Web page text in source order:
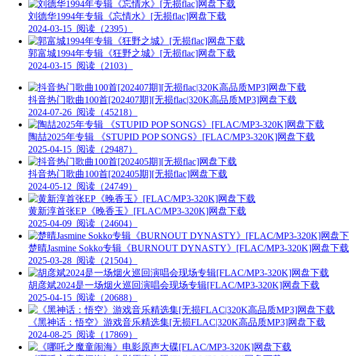
刘德华1994年专辑《忘情水》[无损flac]网盘下载
2024-03-15 阅读（2395）
郭富城1994年专辑《狂野之城》[无损flac]网盘下载
2024-03-15 阅读（2103）
抖音热门歌曲100首[202407期][无损flac|320K高品质MP3]网盘下载
2024-07-26 阅读（45218）
陶喆2025年专辑 《STUPID POP SONGS》[FLAC/MP3-320K]网盘下载
2025-04-15 阅读（29487）
抖音热门歌曲100首[202405期][无损flac]网盘下载
2024-05-12 阅读（24749）
黄新淳首张EP《晚香玉》[FLAC/MP3-320K]网盘下载
2025-04-09 阅读（24604）
楚晴Jasmine Sokko专辑《BURNOUT DYNASTY》[FLAC/MP3-320K]网盘下载
2025-03-28 阅读（21504）
胡彦斌2024是一场烟火巡回演唱会现场专辑[FLAC/MP3-320K]网盘下载
2025-04-15 阅读（20688）
《黑神话：悟空》游戏音乐精选集[无损FLAC|320K高品质MP3]网盘下载
2024-08-25 阅读（17869）